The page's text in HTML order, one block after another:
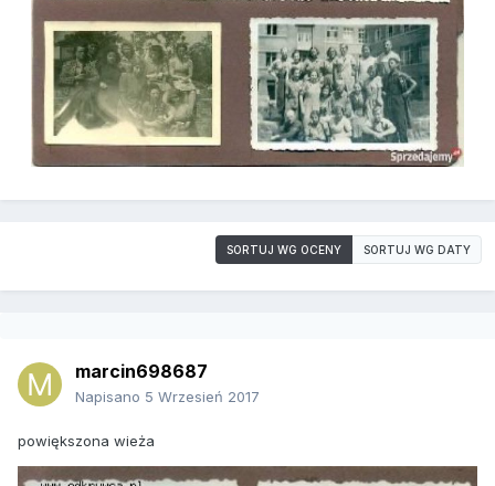
SORTUJ WG OCENY SORTUJ WG DATY
marcin698687
Napisano 5 Wrzesień 2017
powiększona wieża